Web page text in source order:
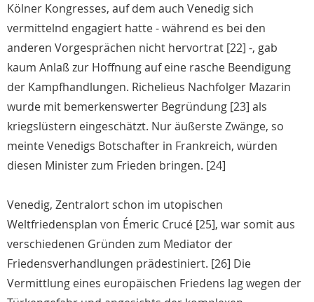
Kölner Kongresses, auf dem auch Venedig sich
vermittelnd engagiert hatte - während es bei den
anderen Vorgesprächen nicht hervortrat [22] -, gab
kaum Anlaß zur Hoffnung auf eine rasche Beendigung
der Kampfhandlungen. Richelieus Nachfolger Mazarin
wurde mit bemerkenswerter Begründung [23] als
kriegslüstern eingeschätzt. Nur äußerste Zwänge, so
meinte Venedigs Botschafter in Frankreich, würden
diesen Minister zum Frieden bringen. [24]
Venedig, Zentralort schon im utopischen
Weltfriedensplan von Émeric Crucé [25], war somit aus
verschiedenen Gründen zum Mediator der
Friedensverhandlungen prädestiniert. [26] Die
Vermittlung eines europäischen Friedens lag wegen der